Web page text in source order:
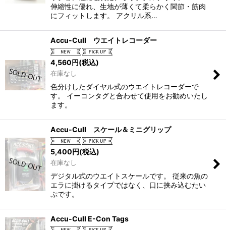
伸縮性に優れ、生地が薄くて柔らかく関節・筋肉
にフィットします。 アクリル系…
Accu-Cull ウエイトレコーダー
4,560円(税込)
在庫なし
色分けしたダイヤル式のウエイトレコーダーで
す。 イーコンタグと合わせて使用をお勧めいたし
ます。
Accu-Cull スケール＆ミニグリップ
5,400円(税込)
在庫なし
デジタル式のウエイトスケールです。 従来の魚の
エラに掛けるタイプではなく、口に挟み込むたい
ぷです。
Accu-Cull E-Con Tags